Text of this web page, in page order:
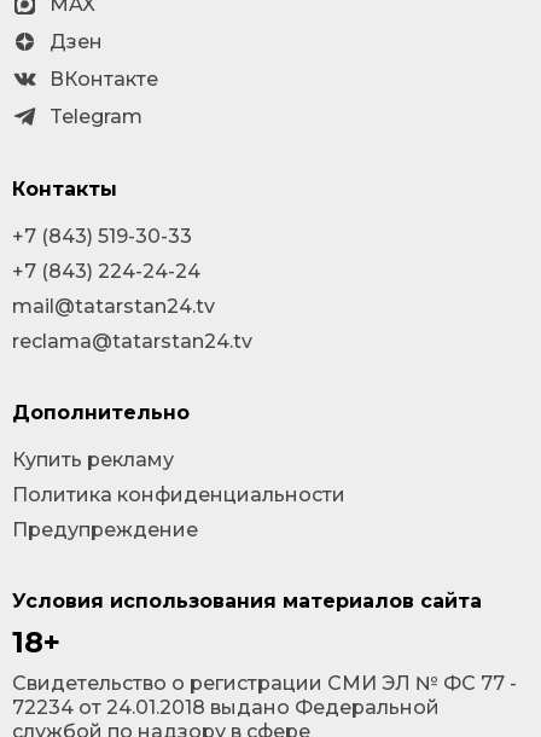
Условия использования материалов сайта
18+
Cвидетельство о регистрации СМИ ЭЛ № ФС 77 -
72234 от 24.01.2018 выдано Федеральной
службой по надзору в сфере
Дзен
ВКонтакте
Telegram
Контакты
+7 (843) 519-30-33
+7 (843) 224-24-24
mail@tatarstan24.tv
reclama@tatarstan24.tv
Дополнительно
Купить рекламу
Политика конфиденциальности
Предупреждение